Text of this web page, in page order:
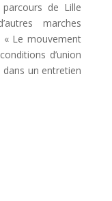
de Lille
marches
« Le mouvement
d’union
dans un entretien